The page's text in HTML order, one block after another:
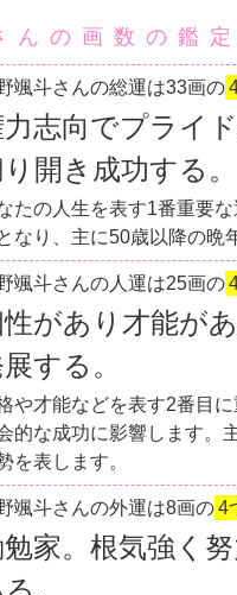
んの画数の鑑定
颯斗さんの総運は33画の
志向でプライ
開き成功する。
たの人生を表す1番重要
なり、主に50歳以降の晩
颯斗さんの人運は25画の
があり才能が
する。
や才能などを表す2番目
的な成功に影響します。
を表します。
颯斗さんの外運は8画の4
家。根気強く